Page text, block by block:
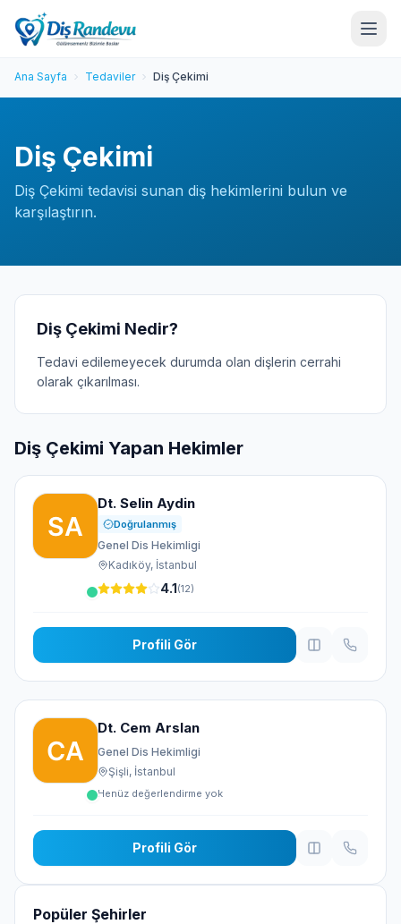
Ana Sayfa Tedaviler Diş Çekimi
Diş Çekimi
Diş Çekimi tedavisi sunan diş hekimlerini bulun ve
karşılaştırın.
Diş Çekimi Nedir?
Tedavi edilemeyecek durumda olan dişlerin cerrahi
olarak çıkarılması.
Diş Çekimi Yapan Hekimler
Dt. Selin Aydin
Doğrulanmış
Genel Dis Hekimligi
Kadıköy, İstanbul
4.1(12)
Profili Gör
Dt. Cem Arslan
Genel Dis Hekimligi
Şişli, İstanbul
Henüz değerlendirme yok
Profili Gör
Popüler Şehirler